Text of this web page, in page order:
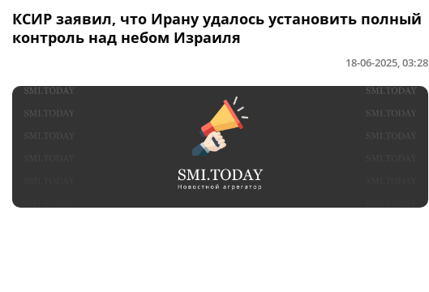
КСИР заявил, что Ирану удалось установить полный
контроль над небом Израиля
18-06-2025, 03:28